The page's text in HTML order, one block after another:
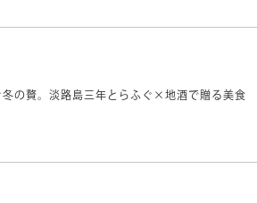
冬の贅。淡路島三年とらふぐ×地酒で贈る美食